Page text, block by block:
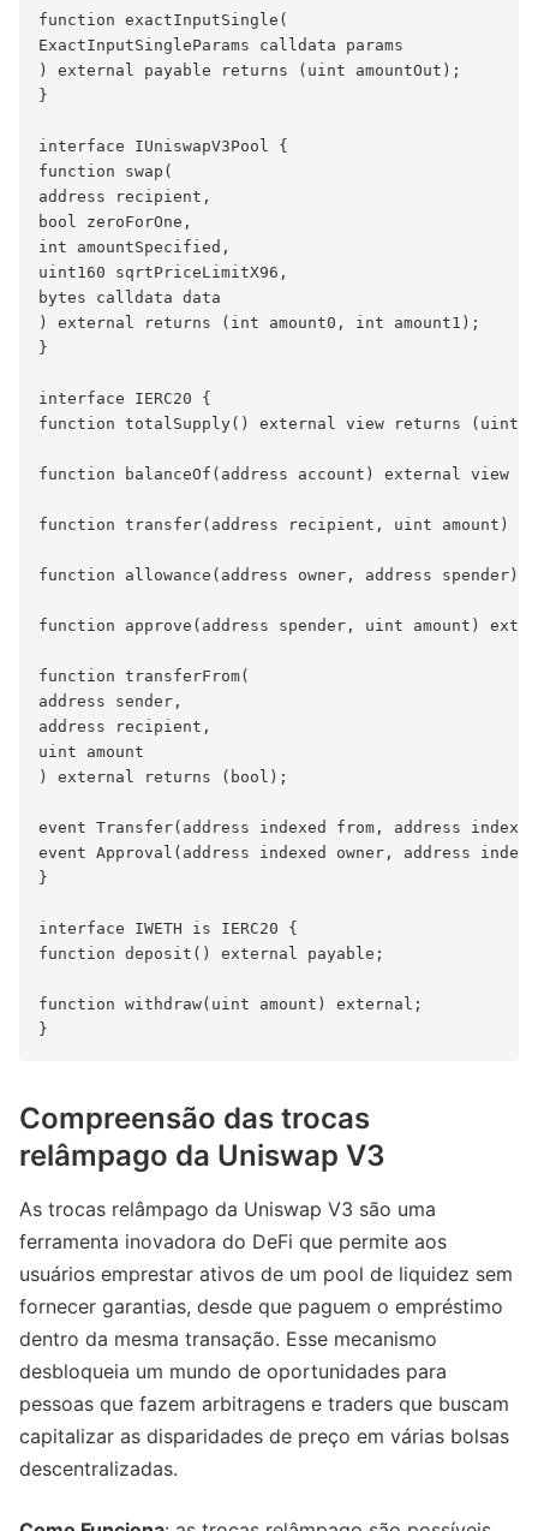
function exactInputSingle(
ExactInputSingleParams calldata params
) external payable returns (uint amountOut);
}
interface IUniswapV3Pool {
function swap(
address recipient,
bool zeroForOne,
int amountSpecified,
uint160 sqrtPriceLimitX96,
bytes calldata data
) external returns (int amount0, int amount1);
}
interface IERC20 {
function totalSupply() external view returns (uint);
function balanceOf(address account) external view
function transfer(address recipient, uint amount)
function allowance(address owner, address
function approve(address spender, uint amount)
function transferFrom(
address sender,
address recipient,
uint amount
) external returns (bool);
event Transfer(address indexed from, address
event Approval(address indexed owner, address
}
interface IWETH is IERC20 {
function deposit() external payable;
function withdraw(uint amount) external;
Compreensão das trocas
relâmpago da Uniswap V3
As trocas relâmpago da Uniswap V3 são uma
ferramenta inovadora do DeFi que permite aos
usuários emprestar ativos de um pool de liquidez sem
fornecer garantias, desde que paguem o empréstimo
dentro da mesma transação. Esse mecanismo
desbloqueia um mundo de oportunidades para
pessoas que fazem arbitragens e traders que buscam
capitalizar as disparidades de preço em várias bolsas
descentralizadas.